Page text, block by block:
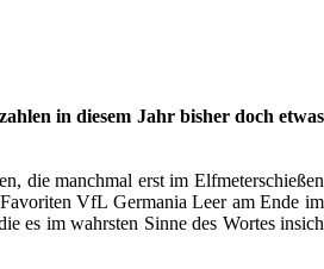
in diesem Jahr bisher doch etwas
die manchmal erst im Elfmeterschießen
VfL Germania Leer am Ende im
es im wahrsten Sinne des Wortes insich